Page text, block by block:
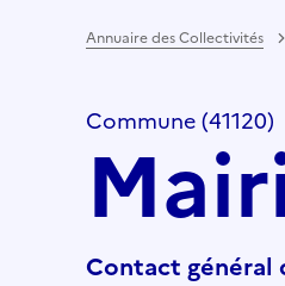
Annuaire des Collectivités
Commune (41120)
Contact général